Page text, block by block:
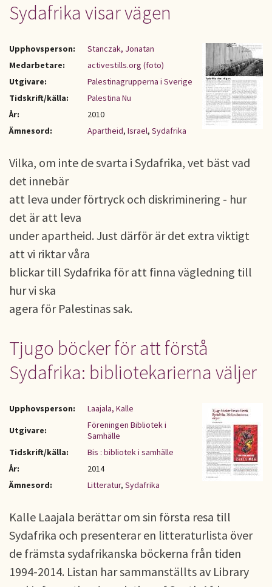
Sydafrika visar vägen
Upphovsperson:
Stanczak, Jonatan
Medarbetare:
activestills.org (foto)
Utgivare:
Palestinagrupperna i Sverige
Tidskrift/källa:
Palestina Nu
År:
2010
Ämnesord:
Apartheid, Israel, Sydafrika
Vilka, om inte de svarta i Sydafrika, vet bäst vad
det innebär
att leva under förtryck och diskriminering - hur
det är att leva
under apartheid. Just därför är det extra viktigt
att vi riktar våra
blickar till Sydafrika för att finna vägledning till
hur vi ska
agera för Palestinas sak.
Tjugo böcker för att förstå
Sydafrika: bibliotekarierna väljer
Upphovsperson:
Laajala, Kalle
Utgivare:
Föreningen Bibliotek i
Samhälle
Tidskrift/källa:
Bis : bibliotek i samhälle
År:
2014
Ämnesord:
Litteratur, Sydafrika
Kalle Laajala berättar om sin första resa till
Sydafrika och presenterar en litteraturlista över
de främsta sydafrikanska böckerna från tiden
1994-2014. Listan har sammanställts av Library